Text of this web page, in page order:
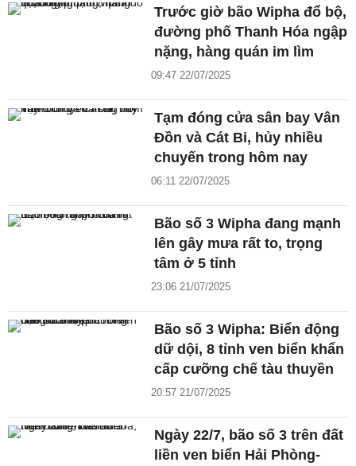
Trước giờ bão Wipha đổ bộ,
đường phố Thanh Hóa ngập
nặng, hàng quán im lìm
09:47 22/07/2025
Tạm đóng cửa sân bay Vân
Đồn và Cát Bi, hủy nhiều
chuyến trong hôm nay
06:11 22/07/2025
Bão số 3 Wipha đang mạnh
lên gây mưa rất to, trọng
tâm ở 5 tỉnh
23:06 21/07/2025
Bão số 3 Wipha: Biển động
dữ dội, 8 tỉnh ven biển khẩn
cấp cưỡng chế tàu thuyền
20:57 21/07/2025
Ngày 22/7, bão số 3 trên đất
liền ven biển Hải Phòng-